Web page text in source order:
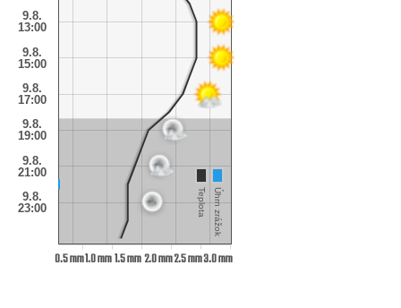
9.8.
13:00
9.8.
15:00
9.8.
17:00
9.8.
19:00
9.8.
21:00
9.8.
23:00
0.5 mm1.0 mm1.5 mm2.0 mm2.5 mm3.0 mm
Úhrn zrážok
Teplota